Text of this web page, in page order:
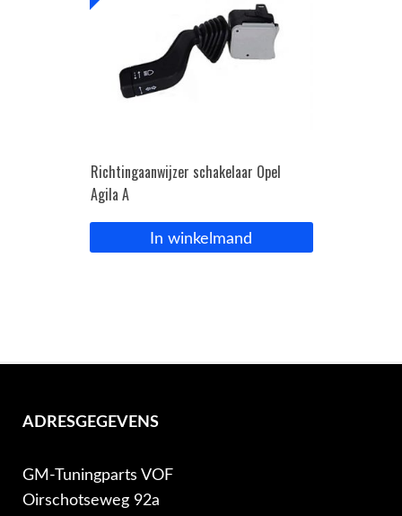
Richtingaanwijzer schakelaar Opel
Agila A
In winkelmand
ADRESGEGEVENS
GM-Tuningparts VOF
Oirschotseweg 92a